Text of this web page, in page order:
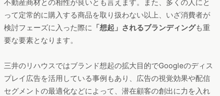
不動産商材との相性が良いとも言えます。また、多くの人にと
って定常的に購入する商品を取り扱わない以上、いざ消費者が
検討フェーズに入った際に 「想起」されるブランディングも重
要な要素となります。
三井のリハウスではブランド想起の拡大目的でGoogleのディス
プレイ広告を活用している事例もあり、広告の視覚効果や配信
セグメントの最適化などによって、潜在顧客の創出に力を入れ